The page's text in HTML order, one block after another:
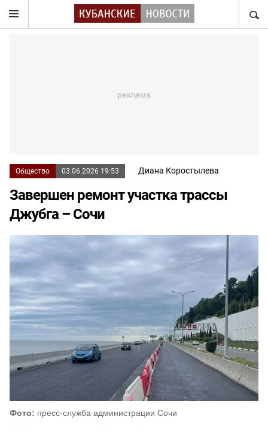
Общество 03.06.2026 19:53 Диана Коростылева
Завершен ремонт участка трассы
Джубга – Сочи
Фото: пресс-служба администрации Сочи